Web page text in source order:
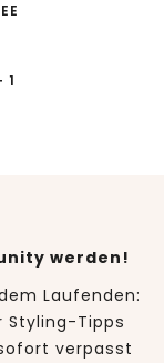
1
werden!
Laufenden:
Styling-Tipps
verpasst